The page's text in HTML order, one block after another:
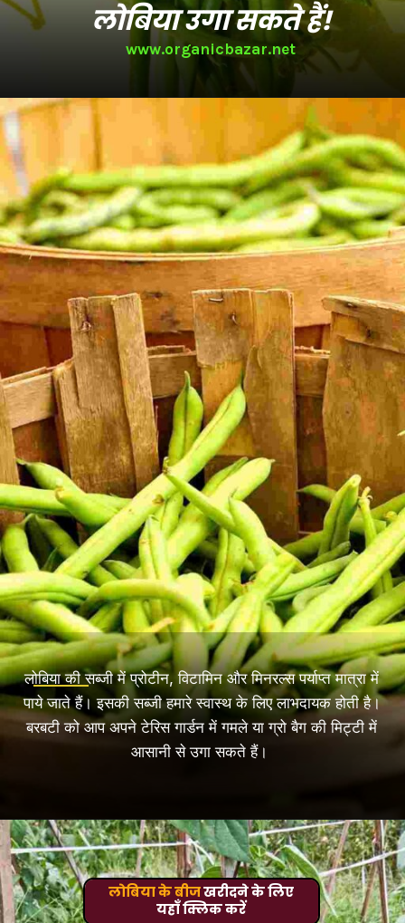
लोबिया उगा सकते हैं!
www.organicbazar.net
लोबिया की सब्जी में प्रोटीन, विटामिन और मिनरल्स पर्याप्त मात्रा में
पाये जाते हैं। इसकी सब्जी हमारे स्वास्थ के लिए लाभदायक होती है।
बरबटी को आप अपने टेरिस गार्डन में गमले या ग्रो बैग की मिट्टी में
आसानी से उगा सकते हैं।
लोबिया के बीजखरीदने के लिए
यहाँ क्लिक करें